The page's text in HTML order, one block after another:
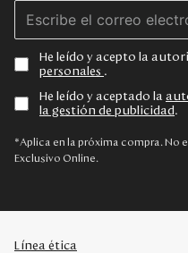
He leído y acepto la
personales .
He leído y aceptado la
la gestión de publicidad .
*Aplica en la próxima compra. No
Exclusivo Online.
Línea ética